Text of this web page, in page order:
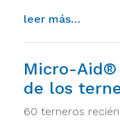
leer más…
Micro-Aid®
de los
60 terneros